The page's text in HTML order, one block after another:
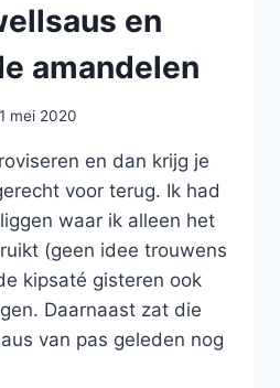
en
amandelen
mei 2020
en dan krijg je
voor terug. Ik had
waar ik alleen het
(geen idee trouwens
kipsaté gisteren ook
Daarnaast zat die
van pas geleden nog